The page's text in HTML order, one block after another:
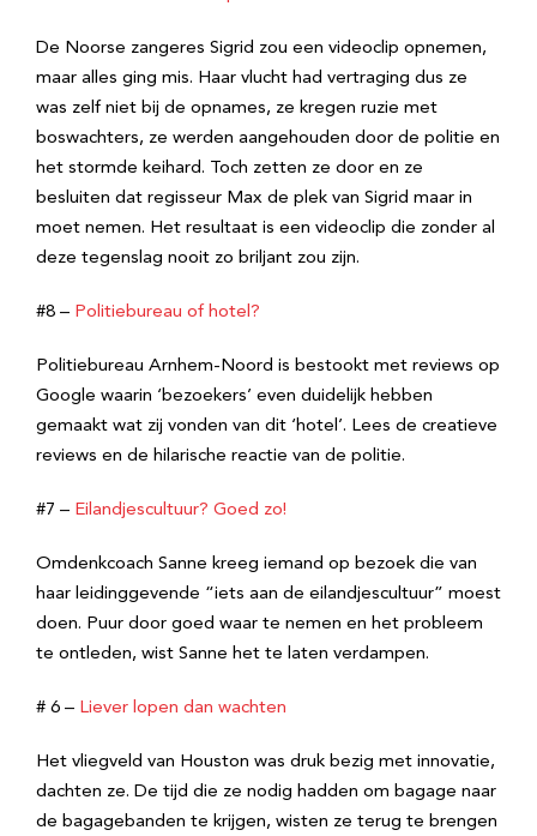
De Noorse zangeres Sigrid zou een videoclip opnemen,
maar alles ging mis. Haar vlucht had vertraging dus ze
was zelf niet bij de opnames, ze kregen ruzie met
boswachters, ze werden aangehouden door de politie en
het stormde keihard. Toch zetten ze door en ze
besluiten dat regisseur Max de plek van Sigrid maar in
moet nemen. Het resultaat is een videoclip die zonder al
deze tegenslag nooit zo briljant zou zijn.
#8 – Politiebureau of hotel?
Politiebureau Arnhem-Noord is bestookt met reviews op
Google waarin ‘bezoekers’ even duidelijk hebben
gemaakt wat zij vonden van dit ‘hotel’. Lees de creatieve
reviews en de hilarische reactie van de politie.
#7 – Eilandjescultuur? Goed zo!
Omdenkcoach Sanne kreeg iemand op bezoek die van
haar leidinggevende “iets aan de eilandjescultuur” moest
doen. Puur door goed waar te nemen en het probleem
te ontleden, wist Sanne het te laten verdampen.
# 6 – Liever lopen dan wachten
Het vliegveld van Houston was druk bezig met innovatie,
dachten ze. De tijd die ze nodig hadden om bagage naar
de bagagebanden te krijgen, wisten ze terug te brengen